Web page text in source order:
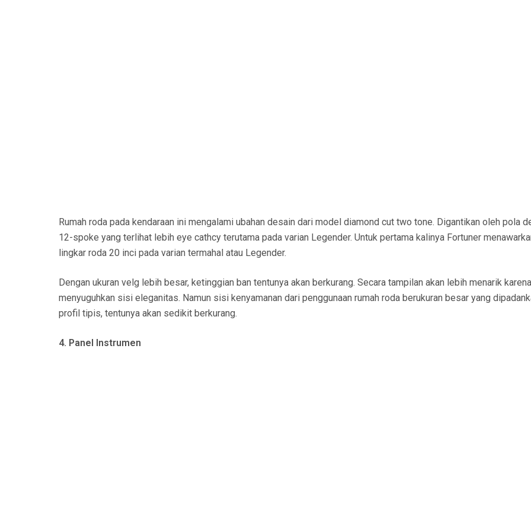
Rumah roda pada kendaraan ini mengalami ubahan desain dari model diamond cut two tone. Digantikan oleh pola
12-spoke yang terlihat lebih eye cathcy terutama pada varian Legender. Untuk pertama kalinya Fortuner
lingkar roda 20 inci pada varian termahal atau Legender.
Dengan ukuran velg lebih besar, ketinggian ban tentunya akan berkurang. Secara tampilan akan lebih menarik karena
menyuguhkan sisi eleganitas. Namun sisi kenyamanan dari penggunaan rumah roda berukuran besar yang
profil tipis, tentunya akan sedikit berkurang.
4. Panel Instrumen